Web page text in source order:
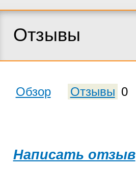
Отзывы
Обзор Отзывы 0
Написать отзыв